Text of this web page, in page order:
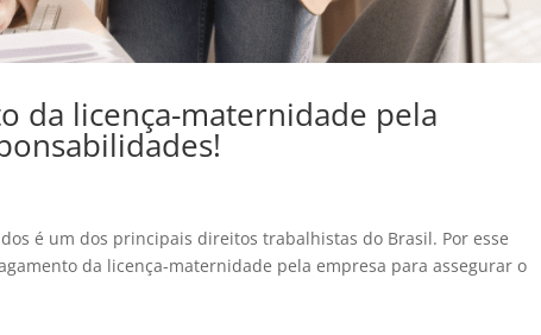
da licença-maternidade pela
é um dos principais direitos trabalhistas do Brasil. Por esse
da licença-maternidade pela empresa para assegurar o